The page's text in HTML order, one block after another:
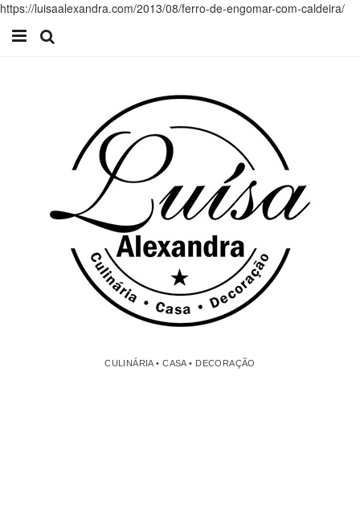
https://luisaalexandra.com/2013/08/ferro-de-engomar-com-caldeira/
CULINÁRIA • CASA • DECORAÇÃO